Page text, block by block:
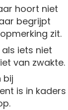
hoort niet
begrijpt
zit.
iets niet
van zwakte.
bij
is in kaders